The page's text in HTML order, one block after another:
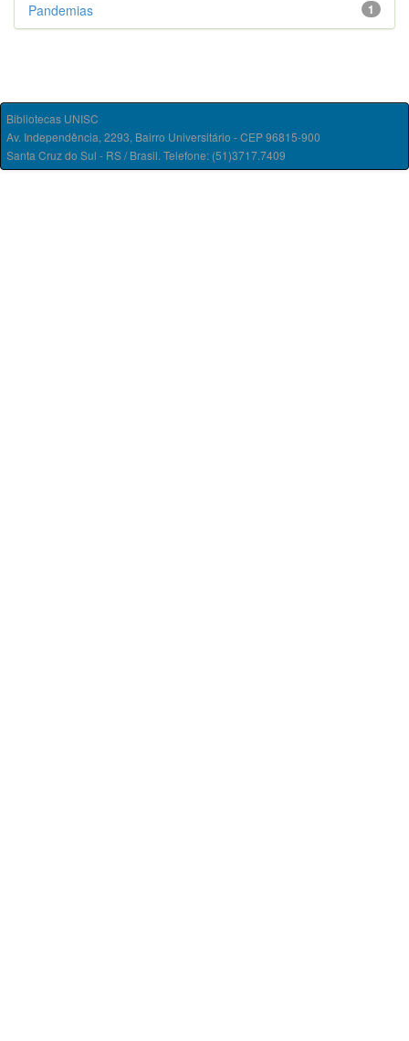
1
Pandemias
Bibliotecas UNISC
Av. Independência, 2293, Bairro Universitário - CEP 96815-900
Santa Cruz do Sul - RS / Brasil. Telefone: (51)3717.7409